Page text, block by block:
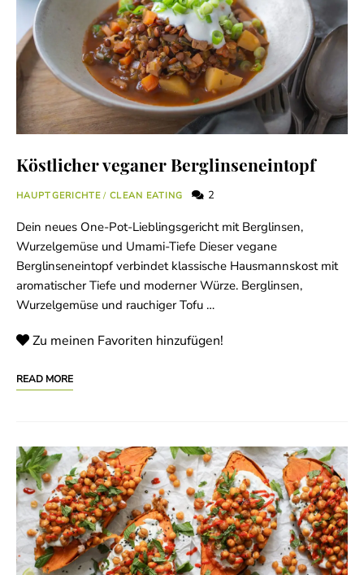
Köstlicher veganer Berglinseneintopf
HAUPTGERICHTE / CLEAN EATING 2
Dein neues One-Pot-Lieblingsgericht mit Berglinsen,
Wurzelgemüse und Umami-Tiefe Dieser vegane
Berglinseneintopf verbindet klassische Hausmannskost mit
aromatischer Tiefe und moderner Würze. Berglinsen,
Wurzelgemüse und rauchiger Tofu …
Zu meinen Favoriten hinzufügen!
READ MORE